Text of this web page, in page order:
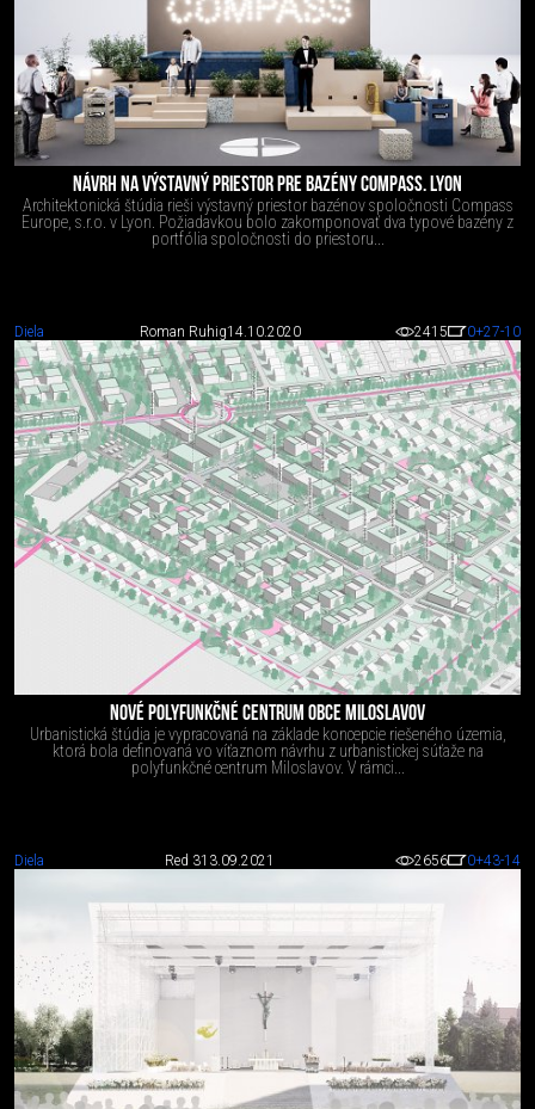
NÁVRH NA VÝSTAVNÝ PRIESTOR PRE BAZÉNY COMPASS. LYON
Architektonická štúdia rieši výstavný priestor bazénov spoločnosti Compass
Europe, s.r.o. v Lyon. Požiadavkou bolo zakomponovať dva typové bazény z
portfólia spoločnosti do priestoru...
Diela Roman Ruhig14.10.2020 2415 0+27-10
NOVÉ POLYFUNKČNÉ CENTRUM OBCE MILOSLAVOV
Urbanistická štúdia je vypracovaná na základe koncepcie riešeného územia,
ktorá bola definovaná vo víťaznom návrhu z urbanistickej súťaže na
polyfunkčné centrum Miloslavov. V rámci...
Diela Red 313.09.2021 2656 0+43-14